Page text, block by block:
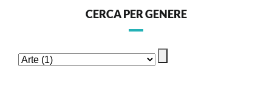
CERCA PER GENERE